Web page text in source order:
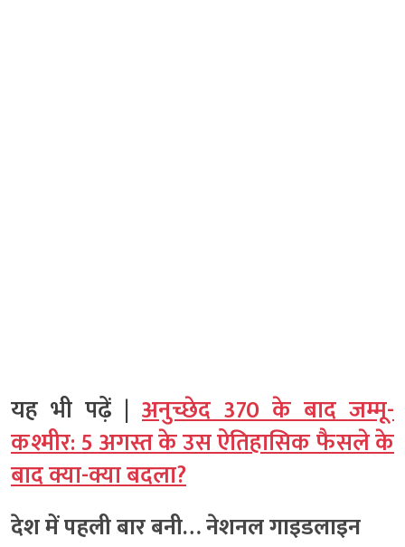
यह भी पढ़ें | अनुच्छेद 370 के बाद जम्मू-
कश्मीर: 5 अगस्त के उस ऐतिहासिक फैसले के
बाद क्या-क्या बदला?
देश में पहली बार बनी… नेशनल गाइडलाइन